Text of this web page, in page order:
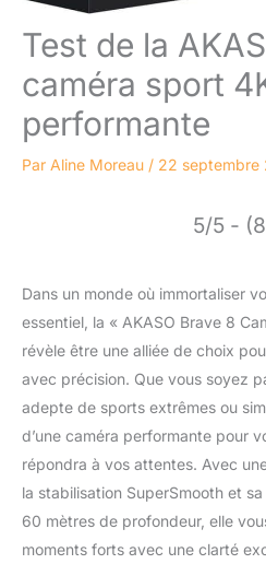
Test de la
caméra sport
performante
Par Aline Moreau / 22 septembre
5/5 -
Dans un monde où immortaliser
essentiel, la « AKASO Brave 8
révèle être une alliée de choix
avec précision. Que vous soyez
adepte de sports extrêmes ou
d’une caméra performante pour
répondra à vos attentes. Avec
la stabilisation SuperSmooth et
60 mètres de profondeur, elle
moments forts avec une clarté